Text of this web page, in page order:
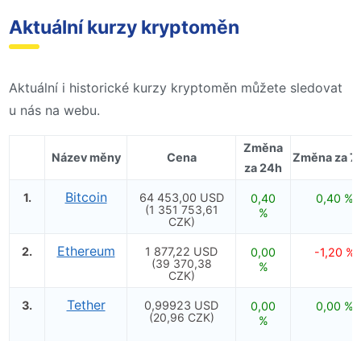
Aktuální kurzy kryptoměn
Aktuální i historické kurzy kryptoměn můžete sledovat
u nás na webu.
Název měny Cena
Změna
za 24h
Změna za 7
1. Bitcoin
64 453,00 USD
(1 351 753,61
CZK)
0,40
%
0,40 %
2. Ethereum
1 877,22 USD
(39 370,38
CZK)
0,00
%
-1,20 %
3. Tether
0,99923 USD
(20,96 CZK)
0,00
%
0,00 %